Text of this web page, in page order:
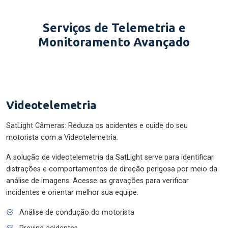
Serviços de Telemetria e
Monitoramento Avançado
Videotelemetria
SatLight Câmeras: Reduza os acidentes e cuide do seu
motorista com a Videotelemetria.
A solução de videotelemetria da SatLight serve para identificar
distrações e comportamentos de direção perigosa por meio da
análise de imagens. Acesse as gravações para verificar
incidentes e orientar melhor sua equipe.
Análise de condução do motorista